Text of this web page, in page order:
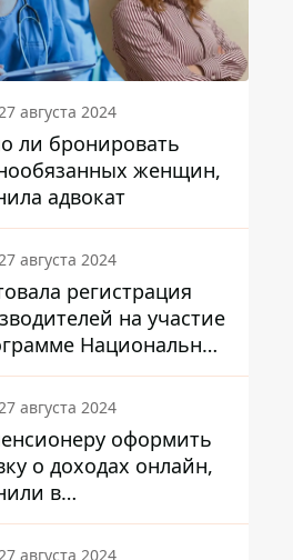
августа 2024
ли бронировать
женщин,
адвокат
августа 2024
регистрация
на участие
Национальный
как это сделать
портал Дія
августа 2024
оформить
о доходах онлайн,
в
августа 2024